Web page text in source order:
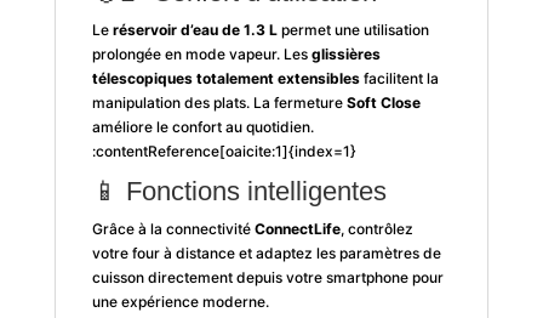
Le réservoir d’eau de 1.3 Lpermet une utilisation
prolongée en mode vapeur. Les glissières
télescopiques totalement extensiblesfacilitent la
manipulation des plats. La fermeture Soft Close
améliore le confort au quotidien.
:contentReference[oaicite:1]{index=1}
📱 Fonctions intelligentes
Grâce à la connectivité ConnectLife, contrôlez
votre four à distance et adaptez les paramètres de
cuisson directement depuis votre smartphone pour
une expérience moderne.